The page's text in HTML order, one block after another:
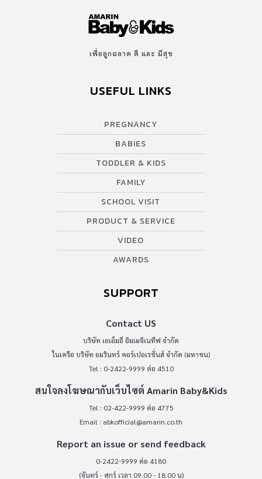
เพื่อลูกฉลาด ดี และ มีสุข
USEFUL LINKS
PREGNANCY
BABIES
TODDLER & KIDS
FAMILY
SCHOOL VISIT
PRODUCT & SERVICE
VIDEO
AWARDS
SUPPORT
Contact US
บริษัท เอเอ็มอี อิมเมจิเนทีฟ จำกัด
ในเครือ บริษัท อมรินทร์ คอร์เปอเรชั่นส์ จำกัด (มหาชน)
Tel : 0-2422-9999 ต่อ 4510
สนใจลงโฆษณากับเว็บไซต์ Amarin Baby&Kids
Tel : 02-422-9999 ต่อ 4775
Email : abkofficial@amarin.co.th
Report an issue or send feedback
0-2422-9999 ต่อ 4180
(จันทร์ - ศุกร์ เวลา 09.00 - 18.00 น)